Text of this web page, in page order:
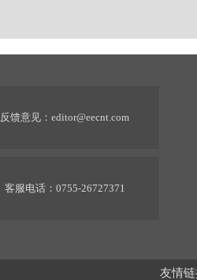
反馈意见： editor@eecnt.com
客服电话：0755-26727371
友情